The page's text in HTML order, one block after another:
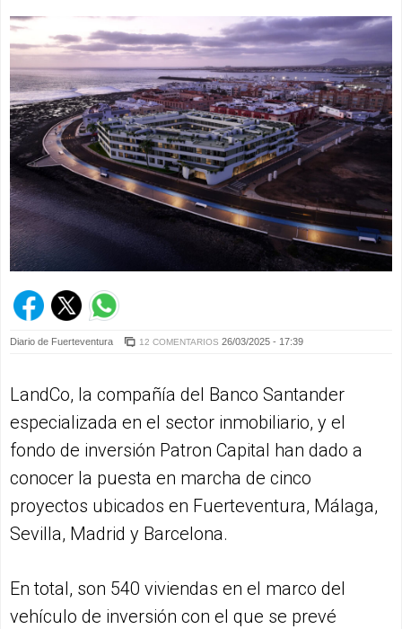
Diario de Fuerteventura 12 COMENTARIOS 26/03/2025 - 17:39
LandCo, la compañía del Banco Santander
especializada en el sector inmobiliario, y el
fondo de inversión Patron Capital han dado a
conocer la puesta en marcha de cinco
proyectos ubicados en Fuerteventura, Málaga,
Sevilla, Madrid y Barcelona.
En total, son 540 viviendas en el marco del
vehículo de inversión con el que se prevé